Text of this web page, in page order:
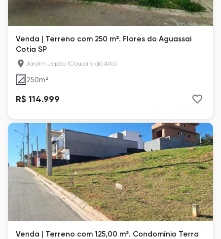
Venda | Terreno com 250 m². Flores do Aguassai
Cotia SP
Jardim Japão (Caucaia do Alto)
250m²
R$ 114.999
Venda | Terreno com 125,00 m². Condomínio Terra